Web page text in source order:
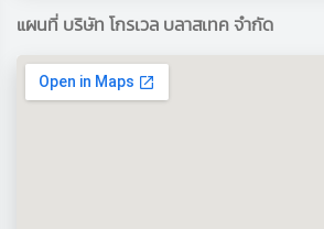
แผนที่ บริษัท โกรเวล บลาสเทค จำกัด